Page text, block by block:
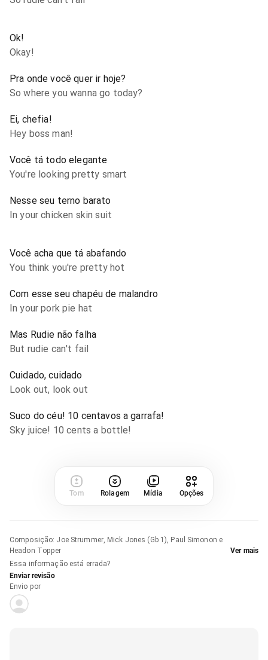
Ok!
Okay!
Pra onde você quer ir hoje?
So where you wanna go today?
Ei, chefia!
Hey boss man!
Você tá todo elegante
You're looking pretty smart
Nesse seu terno barato
In your chicken skin suit
Você acha que tá abafando
You think you're pretty hot
Com esse seu chapéu de malandro
In your pork pie hat
Mas Rudie não falha
But rudie can't fail
Cuidado, cuidado
Look out, look out
Suco do céu! 10 centavos a garrafa!
Sky juice! 10 cents a bottle!
Tom Rolagem Mídia Opções
Composição: Joe Strummer, Mick Jones (Gb 1), Paul Simonon e
Headon Topper
Ver mais
Essa informação está errada?
Enviar revisão
Envio por